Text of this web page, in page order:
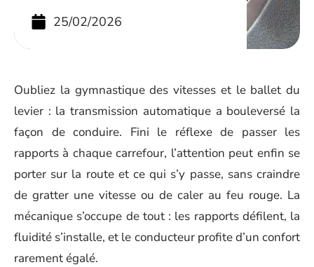
25/02/2026
Oubliez la gymnastique des vitesses et le ballet du
levier : la transmission automatique a bouleversé la
façon de conduire. Fini le réflexe de passer les
rapports à chaque carrefour, l’attention peut enfin se
porter sur la route et ce qui s’y passe, sans craindre
de gratter une vitesse ou de caler au feu rouge. La
mécanique s’occupe de tout : les rapports défilent, la
fluidité s’installe, et le conducteur profite d’un confort
rarement égalé.